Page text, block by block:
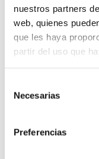
nuestros partners
web, quienes
que les haya
partir del uso que
Necesarias
Preferencias
1.094,94€